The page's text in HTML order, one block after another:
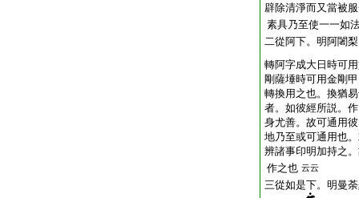
辟除清淨而又當被
素具乃至使一一如
二從阿下。明阿闍
轉阿字成大日時可
剛薩埵時可用金剛
轉換用之也。換猶
者。如彼經所説。
身尤善。故可通用
地乃至或可通用也
辨諸事印明加持之
作之也 云云
三從如是下。明曼